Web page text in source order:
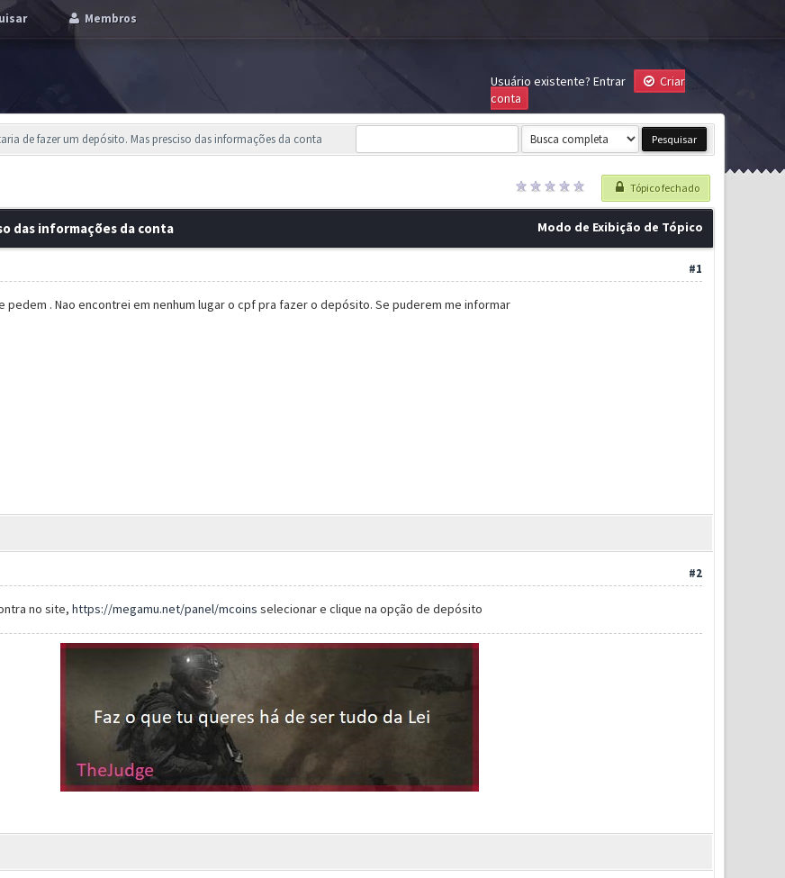
Membros
Usuário existente? Entrar
Criar
conta
de fazer um depósito. Mas presciso das informações da conta
Tópico fechado
Modo de Exibição de Tópico
das informações da conta
#1
pedem . Nao encontrei em nenhum lugar o cpf pra fazer o depósito. Se puderem me informar
#2
no site, https://megamu.net/panel/mcoins selecionar e clique na opção de depósito